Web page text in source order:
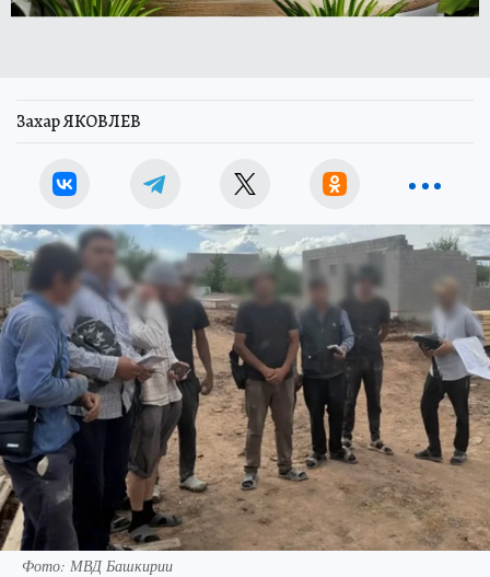
Захар ЯКОВЛЕВ
Фото: МВД Башкирии